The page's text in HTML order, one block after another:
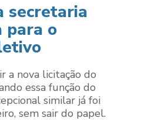
secretaria
para o
a nova licitação do
essa função do
similar já foi
sem sair do papel.